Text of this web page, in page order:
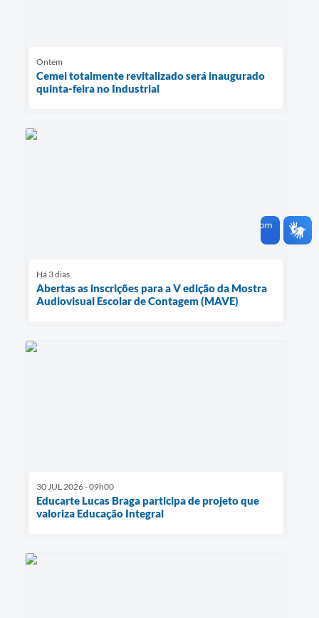
Ontem
Cemei totalmente revitalizado será inaugurado
quinta-feira no Industrial
Há 3 dias
Abertas as inscrições para a V edição da Mostra
Audiovisual Escolar de Contagem (MAVE)
30 JUL 2026 - 09h00
Educarte Lucas Braga participa de projeto que
valoriza Educação Integral